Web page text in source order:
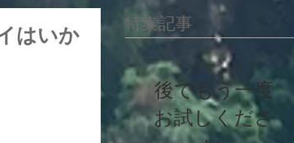
はいか
特集記事
後でもう一度
お試しくださ